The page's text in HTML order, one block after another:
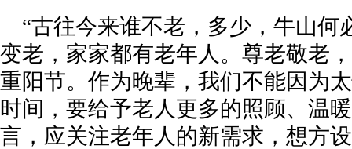
“古往今来谁不老，多少，牛山何
变老，家家都有老年人。尊老敬老
重阳节。作为晚辈，我们不能因为
时间，要给予老人更多的照顾、温
言，应关注老年人的新需求，想方